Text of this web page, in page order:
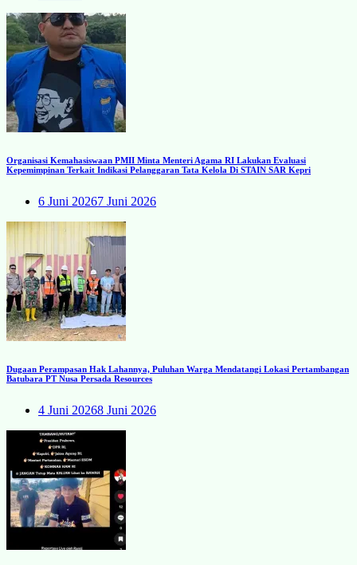
Organisasi Kemahasiswaan PMII Minta Menteri Agama RI Lakukan Evaluasi
Kepemimpinan Terkait Indikasi Pelanggaran Tata Kelola Di STAIN SAR Kepri
6 Juni 20267 Juni 2026
Dugaan Perampasan Hak Lahannya, Puluhan Warga Mendatangi Lokasi Pertambangan
Batubara PT Nusa Persada Resources
4 Juni 20268 Juni 2026